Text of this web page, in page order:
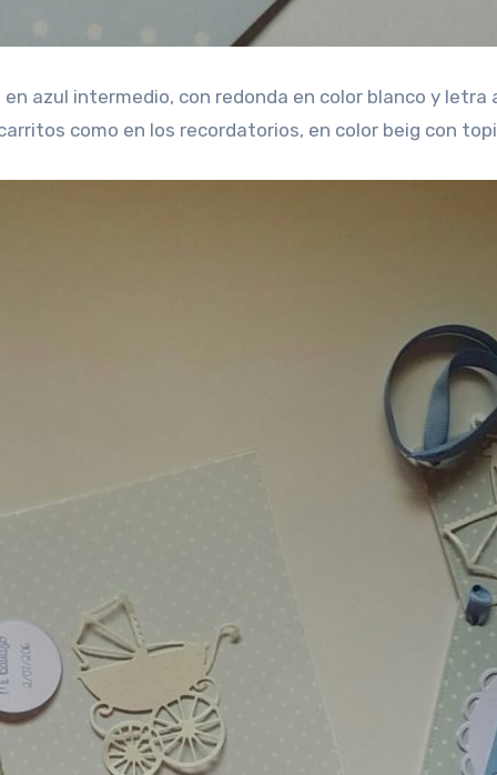
azul intermedio, con redonda en color blanco y letra
como en los recordatorios, en color beig con